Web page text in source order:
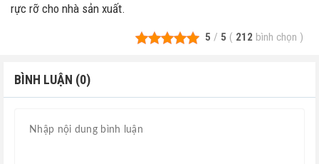
rực rỡ cho nhà sản xuất.
5 / 5 ( 212 bình chọn )
BÌNH LUẬN (0)